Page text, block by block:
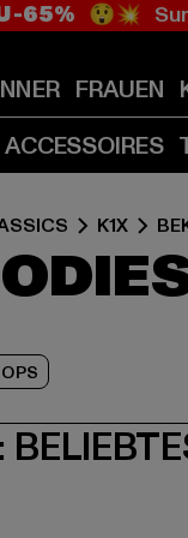
-65% 😲💥
FRAUEN
ACCESSOIRES
K1X